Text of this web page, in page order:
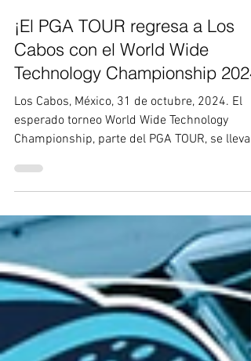
Carlos Enrique López
5 nov 2024
1 min de lectura
¡El PGA TOUR regresa a Los
Cabos con el World Wide
Technology Championship
Los Cabos, México, 31 de octubre, 2024. El
a cabo del...